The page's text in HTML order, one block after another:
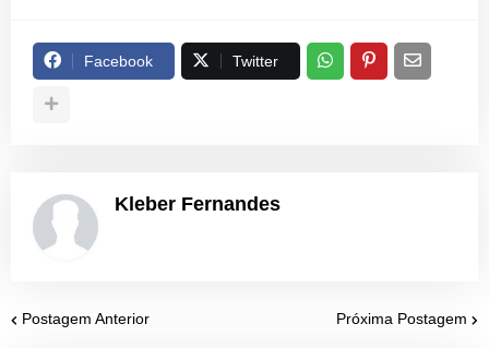
Facebook Twitter
Kleber Fernandes
Postagem Anterior Próxima Postagem